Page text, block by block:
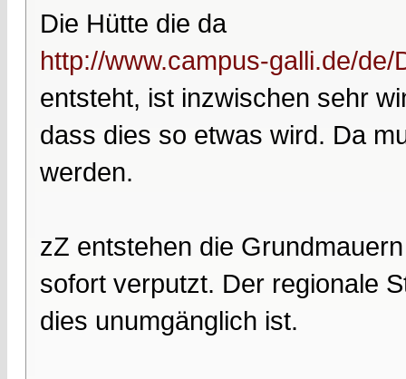
Die Hütte die da
http://www.campus-galli.de/
entsteht, ist inzwischen sehr
dass dies so etwas wird. Da
werden.
zZ entstehen die
sofort verputzt. Der regionale
dies unumgänglich ist.